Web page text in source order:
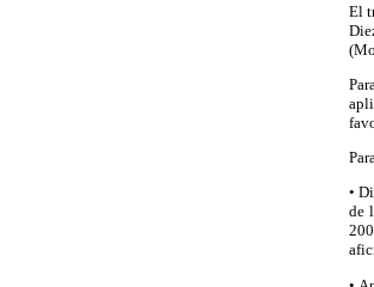
El
•
de